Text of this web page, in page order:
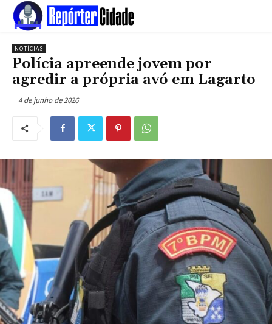
NOTÍCIAS
Polícia apreende jovem por
agredir a própria avó em Lagarto
4 de junho de 2026